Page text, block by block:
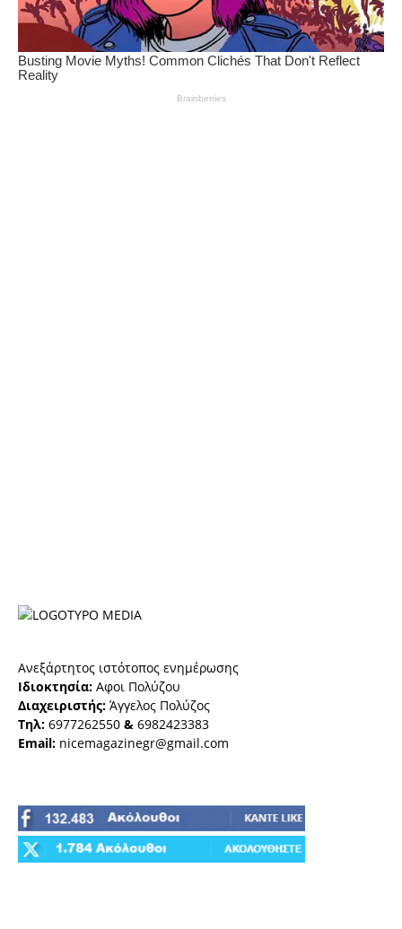
Ανεξάρτητος ιστότοπος ενημέρωσης
Ιδιοκτησία: Αφοι Πολύζου
Διαχειριστής: Άγγελος Πολύζος
Τηλ: 6977262550 & 6982423383
Email: nicemagazinegr@gmail.com